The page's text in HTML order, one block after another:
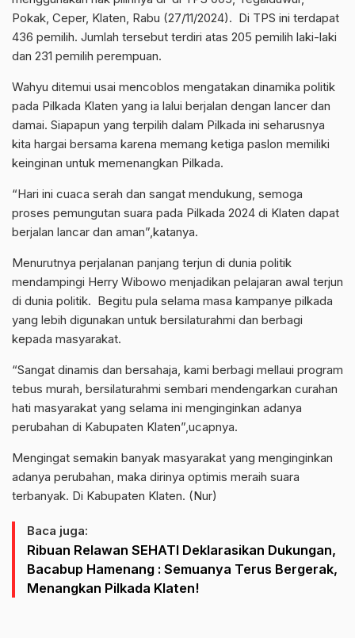
Pokak, Ceper, Klaten, Rabu (27/11/2024). Di TPS ini terdapat
436 pemilih. Jumlah tersebut terdiri atas 205 pemilih laki-laki
dan 231 pemilih perempuan.
Wahyu ditemui usai mencoblos mengatakan dinamika politik
pada Pilkada Klaten yang ia lalui berjalan dengan lancer dan
damai. Siapapun yang terpilih dalam Pilkada ini seharusnya
kita hargai bersama karena memang ketiga paslon memiliki
keinginan untuk memenangkan Pilkada.
“Hari ini cuaca serah dan sangat mendukung, semoga
proses pemungutan suara pada Pilkada 2024 di Klaten dapat
berjalan lancar dan aman”,katanya.
Menurutnya perjalanan panjang terjun di dunia politik
mendampingi Herry Wibowo menjadikan pelajaran awal terjun
di dunia politik. Begitu pula selama masa kampanye pilkada
yang lebih digunakan untuk bersilaturahmi dan berbagi
kepada masyarakat.
“Sangat dinamis dan bersahaja, kami berbagi mellaui program
tebus murah, bersilaturahmi sembari mendengarkan curahan
hati masyarakat yang selama ini menginginkan adanya
perubahan di Kabupaten Klaten”,ucapnya.
Mengingat semakin banyak masyarakat yang menginginkan
adanya perubahan, maka dirinya optimis meraih suara
terbanyak. Di Kabupaten Klaten. (Nur)
Baca juga:
Ribuan Relawan SEHATI Deklarasikan Dukungan,
Bacabup Hamenang : Semuanya Terus Bergerak,
Menangkan Pilkada Klaten!